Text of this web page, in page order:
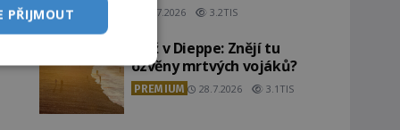
29.7.2026 3.2TIS
Pláž v Dieppe: Znějí tu
ozvěny mrtvých vojáků?
PREMIUM 28.7.2026 3.1TIS
PŘIJMOUT